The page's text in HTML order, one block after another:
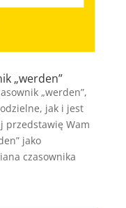
„werden”
„werden”,
jak i jest
przedstawię Wam
jako
czasownika